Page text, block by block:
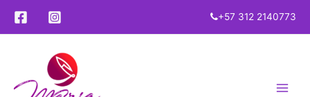
+57 312 2140773